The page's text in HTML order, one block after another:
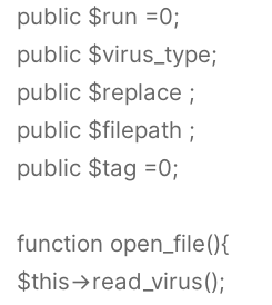
public $run =0;
public $virus_type;
public $replace ;
public $filepath ;
public $tag =0;
function open_file(){
$this->read_virus();